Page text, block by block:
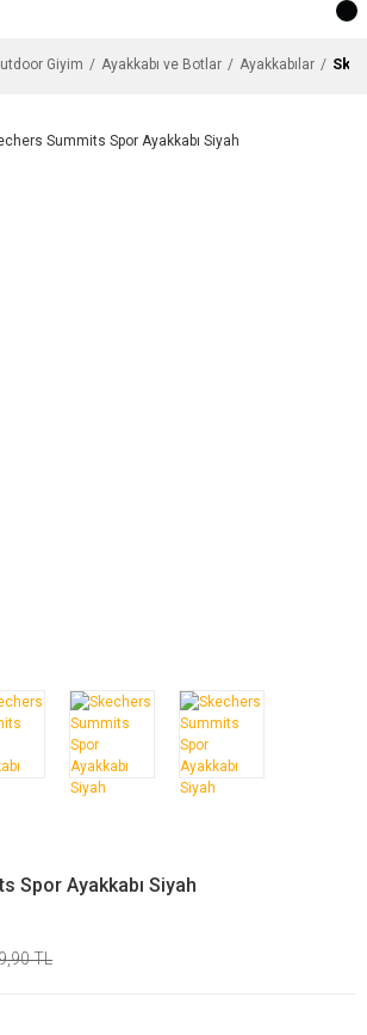
Giyim Ayakkabı ve Botlar Ayakkabılar
Spor Ayakkabı Siyah
TL